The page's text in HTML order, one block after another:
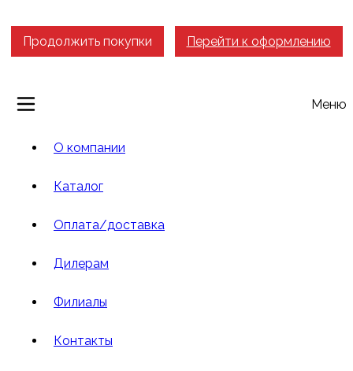
Продолжить покупки Перейти к оформлению
Меню
О компании
Каталог
Оплата/доставка
Дилерам
Филиалы
Контакты